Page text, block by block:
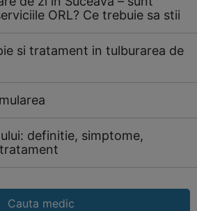
ORL? Ce trebuie sa stii
si tratament in tulburarea de
definitie, simptome,
Cauta medic